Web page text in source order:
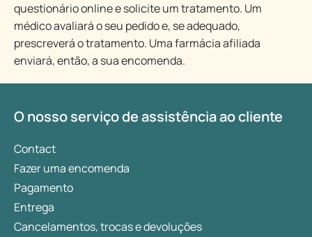
questionário online e solicite um tratamento. Um
médico avaliará o seu pedido e, se adequado,
prescreverá o tratamento. Uma farmácia afiliada
enviará, então, a sua encomenda.
O nosso serviço de assistência ao cliente
Contact
Fazer uma encomenda
Pagamento
Entrega
Cancelamentos, trocas e devoluções